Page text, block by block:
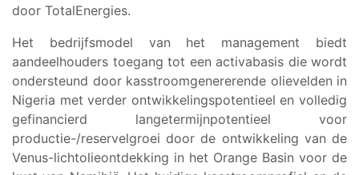
door TotalEnergies.
Het bedrijfsmodel van het management biedt
aandeelhouders toegang tot een activabasis die wordt
ondersteund door kasstroomgenererende olievelden in
Nigeria met verder ontwikkelingspotentieel en volledig
gefinancierd langetermijnpotentieel voor
productie-/reservelgroei door de ontwikkeling van de
Venus-lichtolieontdekking in het Orange Basin voor de